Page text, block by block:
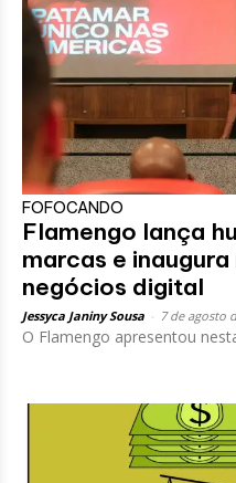
FOFOCANDO
Flamengo lança
marcas e
negócios digital
Jessyca Janiny Sousa 7 de agosto
O Flamengo apresentou